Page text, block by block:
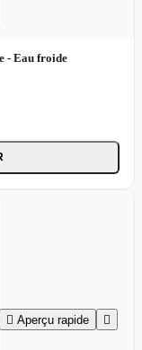
- Eau froide
 Aperçu rapide 